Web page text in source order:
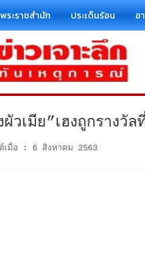
ระราชสำนัก ประเด็นร้อน อ
ผัวเมีย”เฮงถูกราง
เมื่อ : 6 สิงหาคม 2563